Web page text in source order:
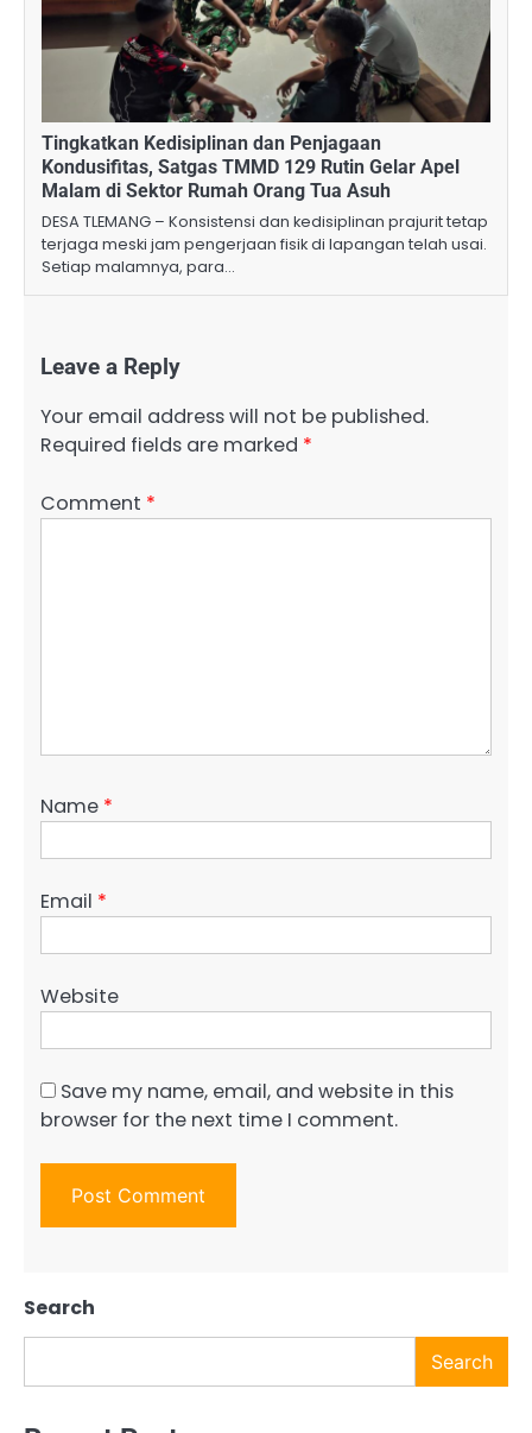
Tingkatkan Kedisiplinan dan Penjagaan
Kondusifitas, Satgas TMMD 129 Rutin Gelar Apel
Malam di Sektor Rumah Orang Tua Asuh
​DESA TLEMANG – Konsistensi dan kedisiplinan prajurit tetap
terjaga meski jam pengerjaan fisik di lapangan telah usai.
Setiap malamnya, para…
Leave a Reply
Your email address will not be published.
Required fields are marked *
Comment *
Name *
Email *
Website
Save my name, email, and website in this
browser for the next time I comment.
Search
Search